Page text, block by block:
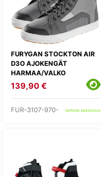
FURYGAN STOCKTON AIR
D3O AJOKENGÄT
HARMAA/VALKO
139,90 €
FUR-3107-970- tarkista saatavuus